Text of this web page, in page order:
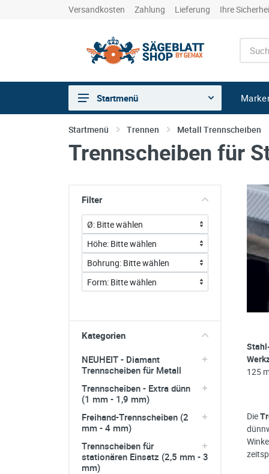
Versandkosten Zahlung Lieferung Ihre
Sägen
Trennen
Hobeln/Fräsen
Gewerkeshops
sonstiges/Zubehör
Startmenü
Startmenü Trennen Metall Trennscheiben
Trennscheiben für
Filter
Kategorien
NEUHEIT - Diamant
Trennscheiben für Metall
Trennscheiben - Extra dünn
(1 mm - 1,9 mm)
Freihand-Trennscheiben (2
mm - 4 mm)
Trennscheiben für
stationären Einsatz (2,5 mm - 3
mm)
125
Die